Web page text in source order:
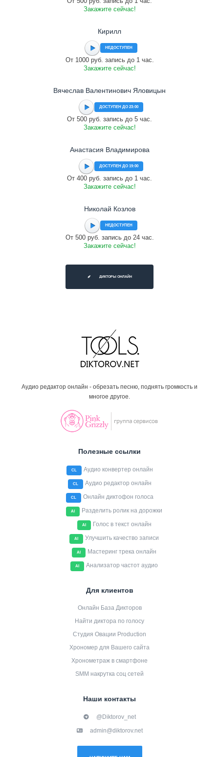
Закажите сейчас!
Кирилл
НЕДОСТУПЕН
От 1000 руб. запись до 1 час.
Закажите сейчас!
Вячеслав Валентинович Яловицын
ДОСТУПЕН ДО 23:00
От 500 руб. запись до 5 час.
Закажите сейчас!
Анастасия Владимирова
ДОСТУПЕН ДО 19:00
От 400 руб. запись до 1 час.
Закажите сейчас!
Николай Козлов
НЕДОСТУПЕН
От 500 руб. запись до 24 час.
Закажите сейчас!
ДИКТОРЫ ОНЛАЙН
Аудио редактор онлайн - обрезать песню, поднять громкость и
многое другое.
Полезные ссылки
CL Аудио конвертер онлайн
CL Аудио редактор онлайн
CL Онлайн диктофон голоса
AI Разделить ролик на дорожки
AI Голос в текст онлайн
AI Улучшить качество записи
AI Мастеринг трека онлайн
AI Анализатор частот аудио
Для клиентов
Онлайн База Дикторов
Найти диктора по голосу
Студия Овации Production
Хрономер для Вашего сайта
Хронометраж в смартфоне
SMM накрутка соц сетей
Наши контакты
@Diktorov_net
admin@diktorov.net